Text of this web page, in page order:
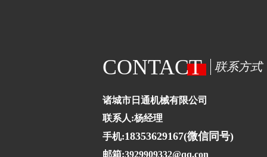
CONTACT 联系方式
诸城市日通机械有限公司
联系人:杨经理
手机:18353629167(微信同号)
邮箱:3929909332@qq.con